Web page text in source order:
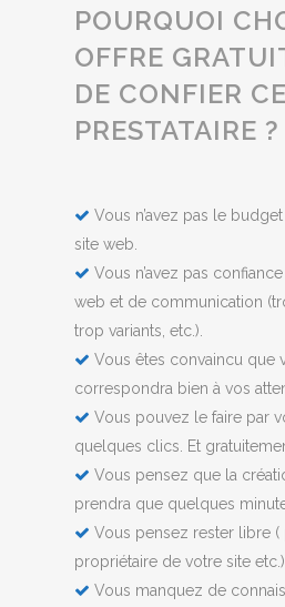
POURQUOI
OFFRE
DE CONFIER
PRESTATAIRE ?
Vous n’avez pas le
site web.
Vous n’avez pas
web et de communication
trop variants, etc.).
Vous êtes convaincu que
correspondra bien à vos
Vous pouvez le faire par
quelques clics. Et
Vous pensez que la
prendra que quelques
Vous pensez rester libre (
propriétaire de votre site etc.).
Vous manquez de